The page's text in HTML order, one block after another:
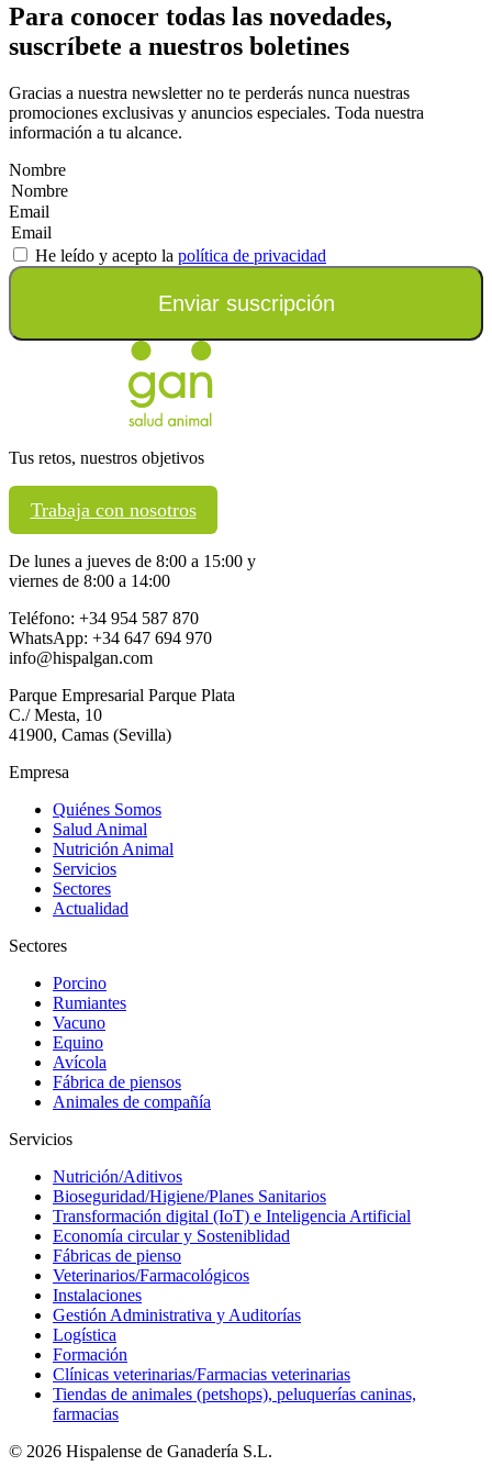
Para conocer todas las novedades,
suscríbete a nuestros boletines
Gracias a nuestra newsletter no te perderás nunca nuestras
promociones exclusivas y anuncios especiales. Toda nuestra
información a tu alcance.
Nombre
Email
He leído y acepto la política de privacidad
Enviar suscripción
Tus retos, nuestros objetivos
Trabaja con nosotros
De lunes a jueves de 8:00 a 15:00 y
viernes de 8:00 a 14:00
Teléfono: +34 954 587 870
WhatsApp: +34 647 694 970
info@hispalgan.com
Parque Empresarial Parque Plata
C./ Mesta, 10
41900, Camas (Sevilla)
Empresa
Quiénes Somos
Salud Animal
Nutrición Animal
Servicios
Sectores
Actualidad
Sectores
Porcino
Rumiantes
Vacuno
Equino
Avícola
Fábrica de piensos
Animales de compañía
Servicios
Nutrición/Aditivos
Bioseguridad/Higiene/Planes Sanitarios
Transformación digital (IoT) e Inteligencia Artificial
Economía circular y Sosteniblidad
Fábricas de pienso
Veterinarios/Farmacológicos
Instalaciones
Gestión Administrativa y Auditorías
Logística
Formación
Clínicas veterinarias/Farmacias veterinarias
Tiendas de animales (petshops), peluquerías caninas,
farmacias
© 2026 Hispalense de Ganadería S.L.